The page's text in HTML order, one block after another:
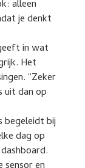
alleen
je denkt
in wat
Het
“Zeker
uit dan op
begeleidt bij
dag op